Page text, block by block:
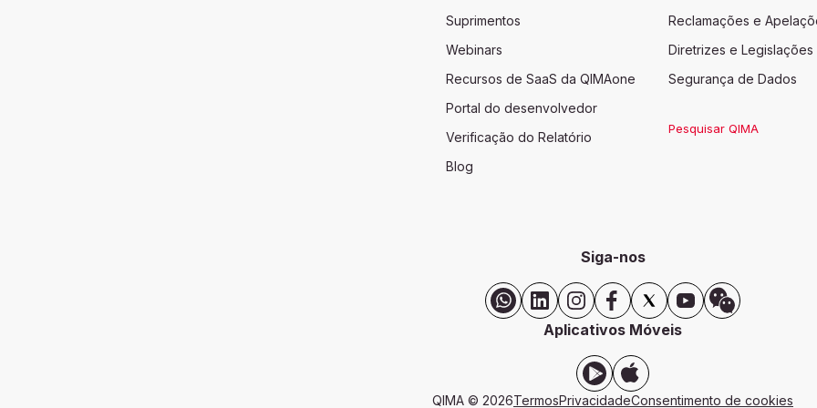
Suprimentos
Webinars
Recursos de SaaS da QIMAone
Portal do desenvolvedor
Verificação do Relatório
Blog
Reclamações e
Diretrizes e Legislações
Segurança de Dados
Pesquisar QIMA
Siga-nos
Aplicativos Móveis
QIMA © 2026TermosPrivacidadeConsentimento de cookies